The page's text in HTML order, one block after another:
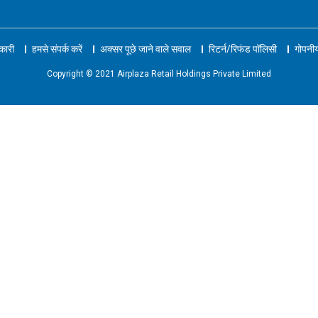
हमसे संपर्क करें अक्सर पूछे जाने वाले सवाल रिटर्न/रिफंड पॉलिसी
Copyright © 2021 Airplaza Retail Holdings Private Limited